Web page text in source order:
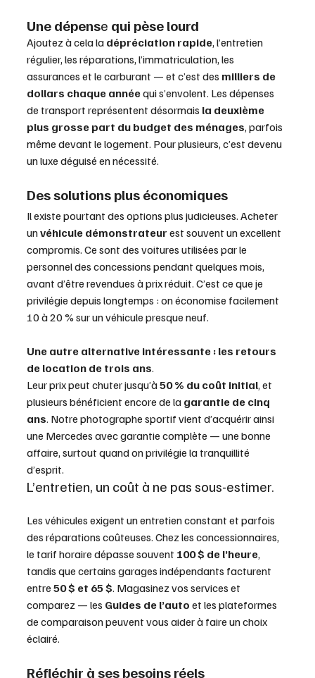
Une dépense qui pèse lourd
Ajoutez à cela la dépréciation rapide, l’entretien
régulier, les réparations, l’immatriculation, les
assurances et le carburant — et c’est des milliers de
dollars chaque année qui s’envolent. Les dépenses
de transport représentent désormais la deuxième
plus grosse part du budget des ménages, parfois
même devant le logement. Pour plusieurs, c’est devenu
un luxe déguisé en nécessité.
Des solutions plus économiques
Il existe pourtant des options plus judicieuses. Acheter
un véhicule démonstrateur est souvent un excellent
compromis. Ce sont des voitures utilisées par le
personnel des concessions pendant quelques mois,
avant d’être revendues à prix réduit. C’est ce que je
privilégie depuis longtemps : on économise facilement
10 à 20 % sur un véhicule presque neuf.
Une autre alternative intéressante : les retours
de location de trois ans.
Leur prix peut chuter jusqu’à 50 % du coût initial, et
plusieurs bénéficient encore de la garantie de cinq
ans. Notre photographe sportif vient d’acquérir ainsi
une Mercedes avec garantie complète — une bonne
affaire, surtout quand on privilégie la tranquillité
d’esprit.
L’entretien, un coût à ne pas sous-estimer.
Les véhicules exigent un entretien constant et parfois
des réparations coûteuses. Chez les concessionnaires,
le tarif horaire dépasse souvent 100 $ de l’heure,
tandis que certains garages indépendants facturent
entre 50 $ et 65 $. Magasinez vos services et
comparez — les Guides de l’auto et les plateformes
de comparaison peuvent vous aider à faire un choix
éclairé.
Réfléchir à ses besoins réels